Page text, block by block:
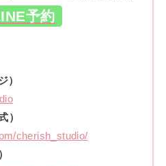
予約
）
）
cherish_studio/
）